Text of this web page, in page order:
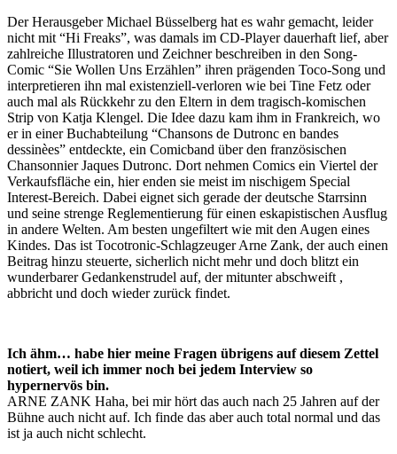
Der Herausgeber Michael Büsselberg hat es wahr gemacht, leider
nicht mit “Hi Freaks”, was damals im CD-Player dauerhaft lief, aber
zahlreiche Illustratoren und Zeichner beschreiben in den Song-
Comic “Sie Wollen Uns Erzählen” ihren prägenden Toco-Song und
interpretieren ihn mal existenziell-verloren wie bei Tine Fetz oder
auch mal als Rückkehr zu den Eltern in dem tragisch-komischen
Strip von Katja Klengel. Die Idee dazu kam ihm in Frankreich, wo
er in einer Buchabteilung “Chansons de Dutronc en bandes
dessinèes” entdeckte, ein Comicband über den französischen
Chansonnier Jaques Dutronc. Dort nehmen Comics ein Viertel der
Verkaufsfläche ein, hier enden sie meist im nischigem Special
Interest-Bereich. Dabei eignet sich gerade der deutsche Starrsinn
und seine strenge Reglementierung für einen eskapistischen Ausflug
in andere Welten. Am besten ungefiltert wie mit den Augen eines
Kindes. Das ist Tocotronic-Schlagzeuger Arne Zank, der auch einen
Beitrag hinzu steuerte, sicherlich nicht mehr und doch blitzt ein
wunderbarer Gedankenstrudel auf, der mitunter abschweift ,
abbricht und doch wieder zurück findet.
Ich ähm… habe hier meine Fragen übrigens auf diesem Zettel
notiert, weil ich immer noch bei jedem Interview so
hypernervös bin.
ARNE ZANK Haha, bei mir hört das auch nach 25 Jahren auf der
Bühne auch nicht auf. Ich finde das aber auch total normal und das
ist ja auch nicht schlecht.